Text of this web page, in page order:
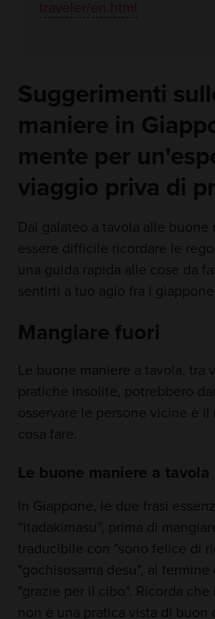
traveler/en.html
Suggerimenti
maniere in
mente per
viaggio priva di
Dal galateo a tavola alle
essere difficile ricordare le
una guida rapida alle cose da
sentirti a tuo agio fra i
Mangiare fuori
Le buone maniere a tavola, tra
pratiche insolite, potrebbero
osservare le persone vicine è
cosa fare.
Le buone maniere a tavola
In Giappone, le due frasi
“itadakimasu”, prima di
traducibile con "sono felice di
"gochisosama desu", al
"grazie per il cibo". Ricorda
non è una pratica vista di